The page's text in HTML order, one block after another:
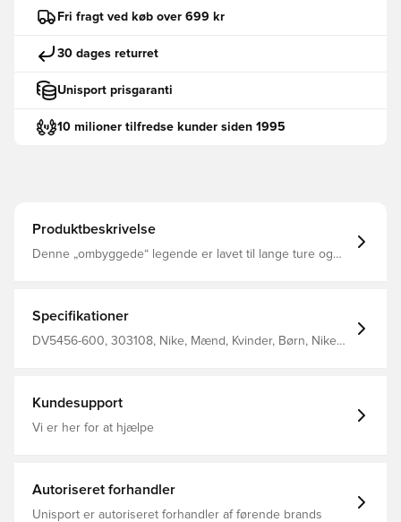
Fri fragt ved køb over 699 kr
30 dages returret
Unisport prisgaranti
10 milioner tilfredse kunder siden 1995
Produktbeskrivelse
Denne „ombyggede“ legende er lavet til lange ture og
Klassiske snørebånd Flex-riller på ydersålen
Specifikationer
DV5456-600, 303108, Nike, Mænd, Kvinder, Børn, Nike
Kundesupport
Vi er her for at hjælpe
Autoriseret forhandler
Unisport er autoriseret forhandler af førende brands